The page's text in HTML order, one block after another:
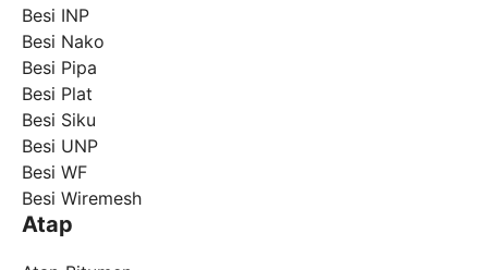
Besi INP
Besi Nako
Besi Pipa
Besi Plat
Besi Siku
Besi UNP
Besi WF
Besi Wiremesh
Atap